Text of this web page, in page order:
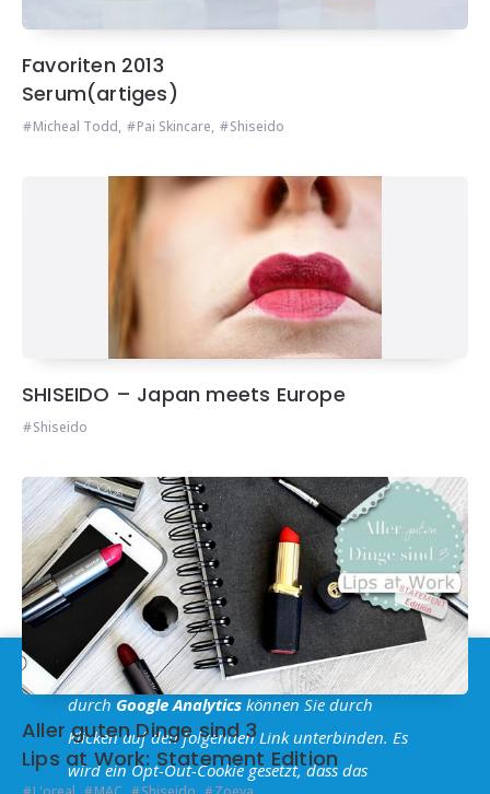
Favoriten 2013
Serum(artiges)
Micheal Todd, Pai Skincare, Shiseido
SHISEIDO – Japan meets Europe
Shiseido
Aller guten Dinge sind 3
Lips at Work: Statement Edition
Im Sinne derDSGVO: Die Erfassung Deiner Daten
durch Google Analyticskönnen Sie durch
Klicken auf den folgenden Link unterbinden. Es
wird ein Opt-Out-Cookie gesetzt, dass das